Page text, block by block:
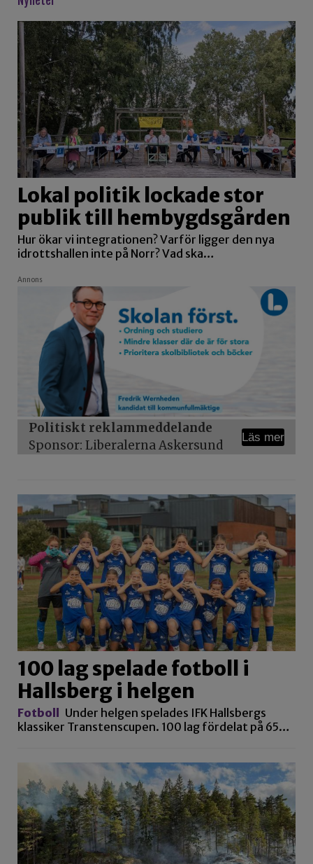
Lokal politik lockade stor
publik till hembygdsgården
Hur ökar vi integrationen? Varför ligger den nya
idrottshallen inte på Norr? Vad ska…
Annons
Politiskt reklammeddelande
Sponsor: Liberalerna Askersund
Läs mer
100 lag spelade fotboll i
Hallsberg i helgen
Fotboll Under helgen spelades IFK Hallsbergs
klassiker Transtenscupen. 100 lag fördelat på 65…